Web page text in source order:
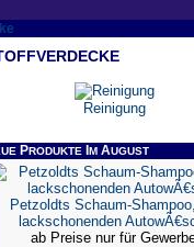
Reinigung
PRODUKTE M AUGUST
Petzoldts Schaum-
lackschonenden
ab Preise nur für